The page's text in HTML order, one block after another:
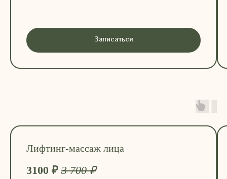
Записаться
Лифтинг-массаж лица
3100 ₽ 3 700 ₽